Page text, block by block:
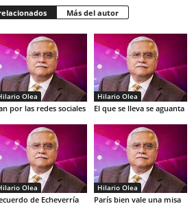
Más del autor
Olea
por las redes sociales
Hilario Olea
El que se lleva se aguanta
Olea
de Echeverría
Hilario Olea
París bien vale una misa